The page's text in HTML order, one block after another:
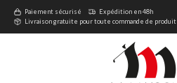
Paiement sécurisé
Expédition en 48h
Livraison gratuite pour toute commande de